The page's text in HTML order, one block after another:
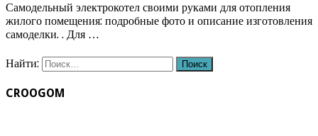
Самодельный электрокотел своими руками для отопления
жилого помещения: подробные фото и описание изготовления
самоделки. . Для …
Найти:
CROOGOM